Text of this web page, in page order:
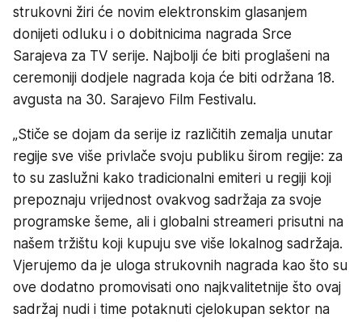
strukovni žiri će novim elektronskim glasanjem
donijeti odluku i o dobitnicima nagrada Srce
Sarajeva za TV serije. Najbolji će biti proglašeni na
ceremoniji dodjele nagrada koja će biti održana 18.
avgusta na 30. Sarajevo Film Festivalu.
„Stiče se dojam da serije iz različitih zemalja unutar
regije sve više privlače svoju publiku širom regije: za
to su zaslužni kako tradicionalni emiteri u regiji koji
prepoznaju vrijednost ovakvog sadržaja za svoje
programske šeme, ali i globalni streameri prisutni na
našem tržištu koji kupuju sve više lokalnog sadržaja.
Vjerujemo da je uloga strukovnih nagrada kao što su
ove dodatno promovisati ono najkvalitetnije što ovaj
sadržaj nudi i time potaknuti cjelokupan sektor na